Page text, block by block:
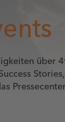
über